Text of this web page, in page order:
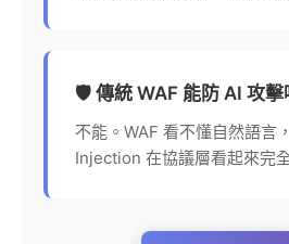
🛡️ 傳統 WAF 能防 AI 攻擊
不能。WAF 看不懂自然語言
Injection 在協議層看起來完